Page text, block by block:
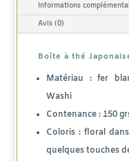
Informations
Avis (0)
Boîte à thé
Matériau : fer
Washi
Contenance : 150
Coloris : floral
quelques touches